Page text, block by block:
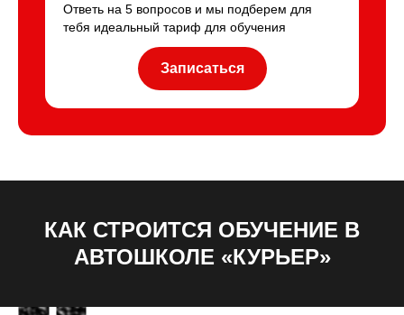
Ответь на 5 вопросов и мы подберем для
тебя идеальный тариф для обучения
Записаться
КАК СТРОИТСЯ ОБУЧЕНИЕ В
АВТОШКОЛЕ «КУРЬЕР»